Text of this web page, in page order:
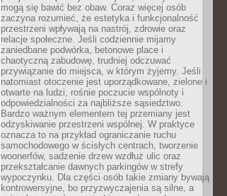
mogą się bawić bez obaw. Coraz więcej osób
zaczyna rozumieć, że estetyka i funkcjonalność
przestrzeni wpływają na nastrój, zdrowie oraz
relacje społeczne. Jeśli codziennie mijamy
zaniedbane podwórka, betonowe place i
chaotyczną zabudowę, trudniej odczuwać
przywiązanie do miejsca, w którym żyjemy. Jeśli
natomiast otoczenie jest uporządkowane, zielone i
otwarte na ludzi, rośnie poczucie wspólnoty i
odpowiedzialności za najbliższe sąsiedztwo.
Bardzo ważnym elementem tej przemiany jest
odzyskiwanie przestrzeni wspólnej. W praktyce
oznacza to na przykład ograniczanie ruchu
samochodowego w ścisłych centrach, tworzenie
woonerfów, sadzenie drzew wzdłuż ulic oraz
przekształcanie dawnych parkingów w strefy
wypoczynku. Dla części osób takie zmiany bywają
kontrowersyjne, bo przyzwyczajenia są silne, a